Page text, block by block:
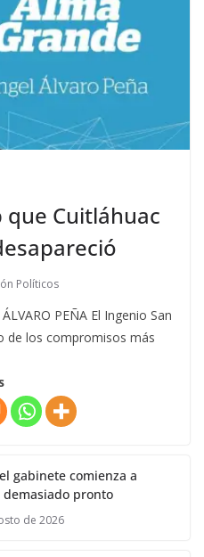
que Cuitláhuac
Políticos
PEÑA El Ingenio San
de los compromisos más
gabinete comienza a
demasiado pronto
de 2026